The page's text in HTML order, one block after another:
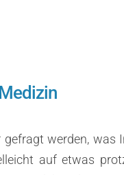
gefragt werden, was
auf etwas